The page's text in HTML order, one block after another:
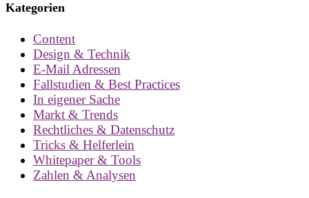
Kategorien
Content
Design & Technik
E-Mail Adressen
Fallstudien & Best Practices
In eigener Sache
Markt & Trends
Rechtliches & Datenschutz
Tricks & Helferlein
Whitepaper & Tools
Zahlen & Analysen